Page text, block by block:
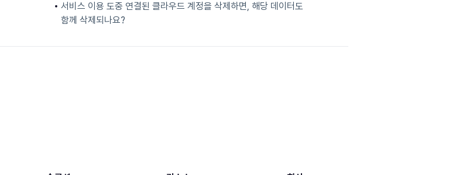
서비스 이용 도중 연결된 클라우드 계정을 삭제하면, 해당 데이터도
함께 삭제되나요?